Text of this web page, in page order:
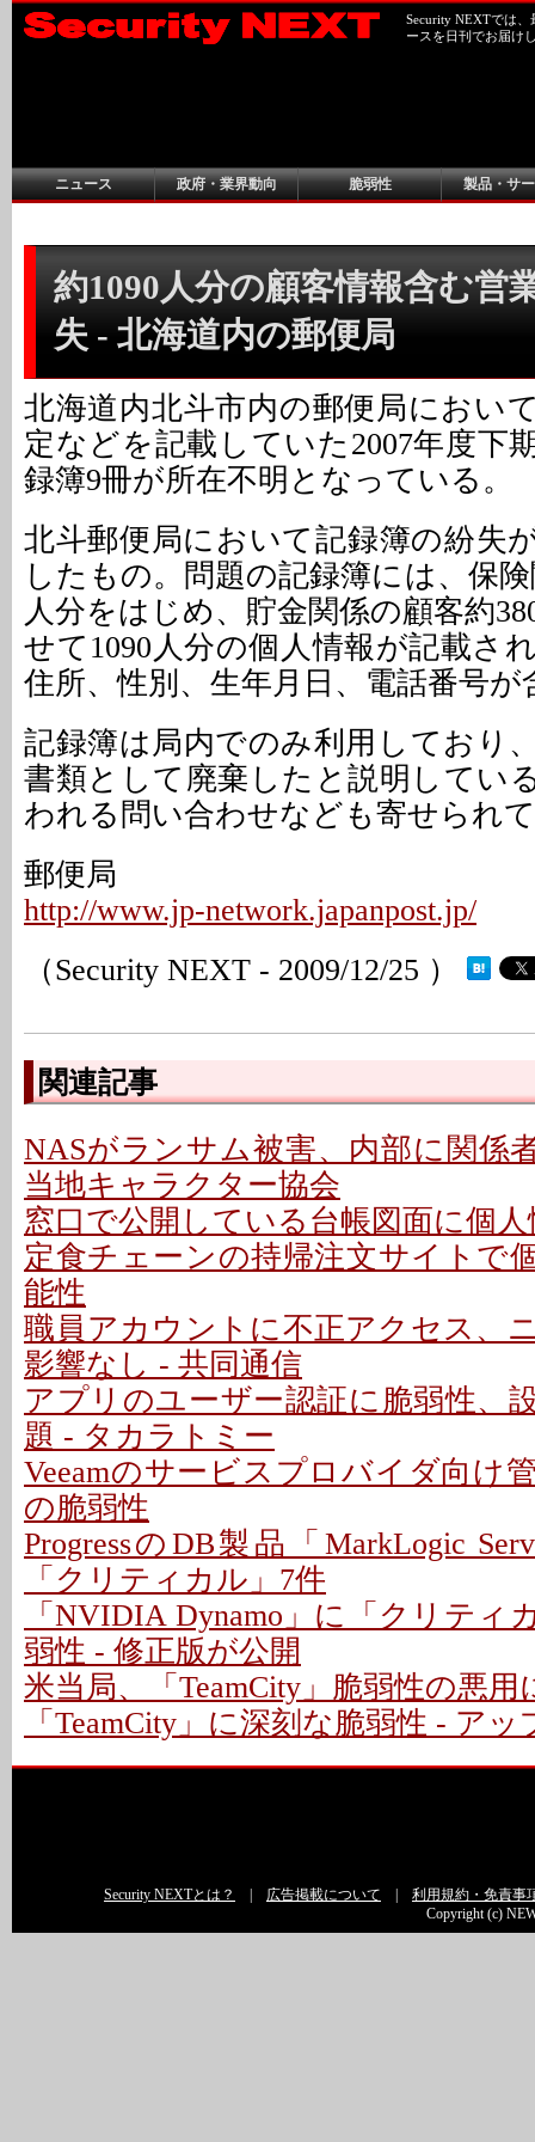
Security NEXTでは
ースを日刊でお届け
ニュース 政府・業界動向 脆弱性 製品・サ
約1090人分の顧客情報含む営
失 - 北海道内の郵便局
北海道内北斗市内の郵便局におい
定などを記載していた2007年度下
録簿9冊が所在不明となっている。
北斗郵便局において記録簿の紛失
したもの。問題の記録簿には、保
人分をはじめ、貯金関係の顧客約
せて1090人分の個人情報が記載さ
住所、性別、生年月日、電話番号が
記録簿は局内でのみ利用しており
書類として廃棄したと説明してい
われる問い合わせなども寄せられ
郵便局
http://www.jp-network.japanpost.jp/
（Security NEXT - 2009/12/25 ）
関連記事
NASがランサム被害、内部に関係
当地キャラクター協会
窓口で公開している台帳図面に個
定食チェーンの持帰注文サイトで
能性
職員アカウントに不正アクセス、
影響なし - 共同通信
アプリのユーザー認証に脆弱性、
題 - タカラトミー
Veeamのサービスプロバイダ向け
の脆弱性
ProgressのDB製品「MarkLogic
「クリティカル」7件
「NVIDIA Dynamo」に「クリティ
弱性 - 修正版が公開
米当局、「TeamCity」脆弱性の悪用
「TeamCity」に深刻な脆弱性 - ア
Security NEXTとは？ | 広告掲載について | 利用規約・免責事
Copyright (c)